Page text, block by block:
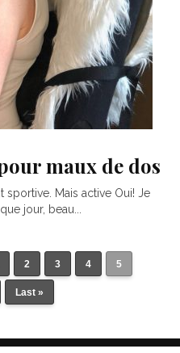
maux de dos
sportive. Mais active Oui! Je
jour, beau...
2 3 4 5
Last »